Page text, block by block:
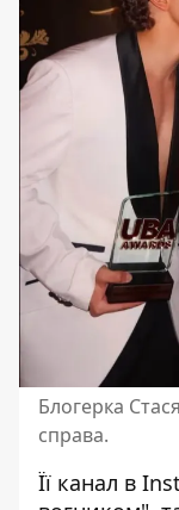
Блогерка
справа.
Її канал в